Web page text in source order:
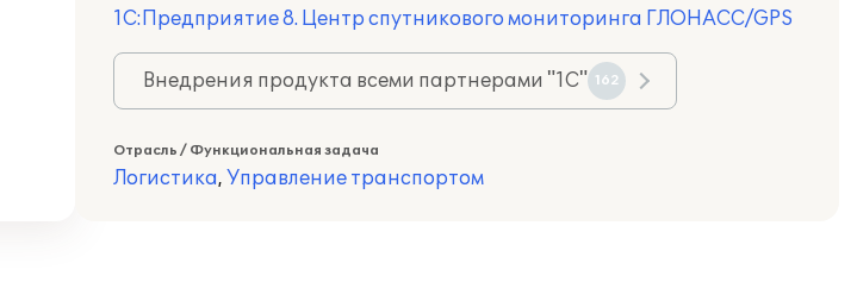
1С:Предприятие 8. Центр спутникового мониторинга ГЛОНАСС/GPS
Внедрения продукта всеми партнерами "1С" 162
Отрасль / Функциональная задача
Логистика, Управление транспортом